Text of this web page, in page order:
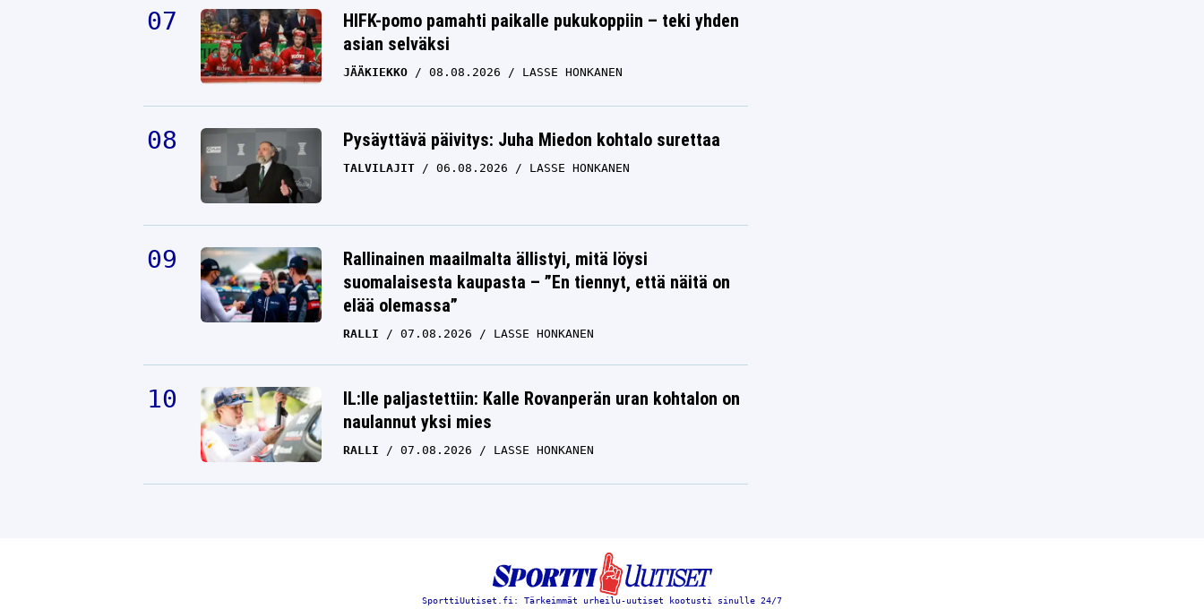
HIFK-pomo pamahti paikalle pukukoppiin – teki yhden
asian selväksi
JÄÄKIEKKO 08.08.2026 LASSE HONKANEN
Pysäyttävä päivitys: Juha Miedon kohtalo surettaa
TALVILAJIT 06.08.2026 LASSE HONKANEN
Rallinainen maailmalta ällistyi, mitä löysi
suomalaisesta kaupasta – ”En tiennyt, että näitä on
elää olemassa”
RALLI 07.08.2026 LASSE HONKANEN
IL:lle paljastettiin: Kalle Rovanperän uran kohtalon on
naulannut yksi mies
RALLI 07.08.2026 LASSE HONKANEN
SporttiUutiset.fi: Tärkeimmät urheilu-uutiset kootusti sinulle 24/7